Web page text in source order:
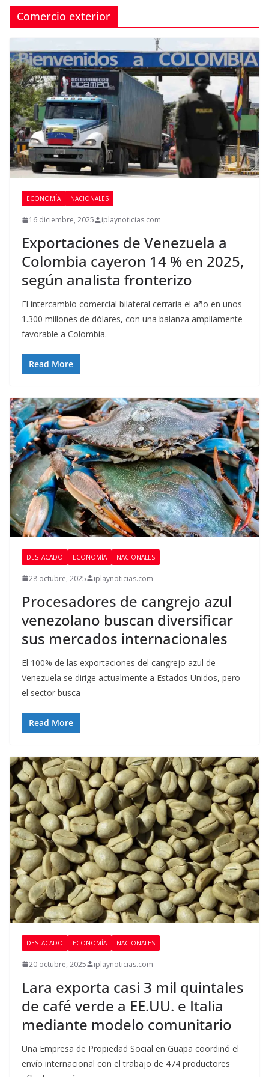
Comercio exterior
ECONOMÍA NACIONALES
16 diciembre, 2025 iplaynoticias.com
Exportaciones de Venezuela a
Colombia cayeron 14 % en 2025,
según analista fronterizo
El intercambio comercial bilateral cerraría el año en unos
1.300 millones de dólares, con una balanza ampliamente
favorable a Colombia.
Read More
DESTACADO ECONOMÍA NACIONALES
28 octubre, 2025 iplaynoticias.com
Procesadores de cangrejo azul
venezolano buscan diversificar
sus mercados internacionales
El 100% de las exportaciones del cangrejo azul de
Venezuela se dirige actualmente a Estados Unidos, pero
el sector busca
Read More
DESTACADO ECONOMÍA NACIONALES
20 octubre, 2025 iplaynoticias.com
Lara exporta casi 3 mil quintales
de café verde a EE.UU. e Italia
mediante modelo comunitario
Una Empresa de Propiedad Social en Guapa coordinó el
envío internacional con el trabajo de 474 productores